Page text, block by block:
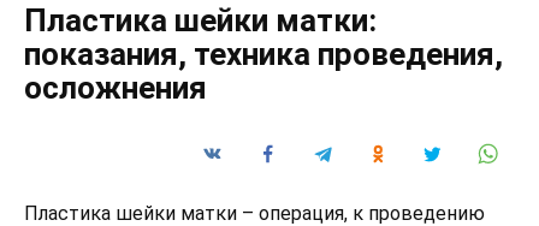
Пластика шейки матки:
показания, техника проведения,
осложнения
Пластика шейки матки – операция, к проведению